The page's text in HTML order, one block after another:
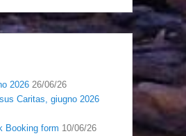
2026 26/06/26
Caritas, giugno 2026
Booking form 10/06/26